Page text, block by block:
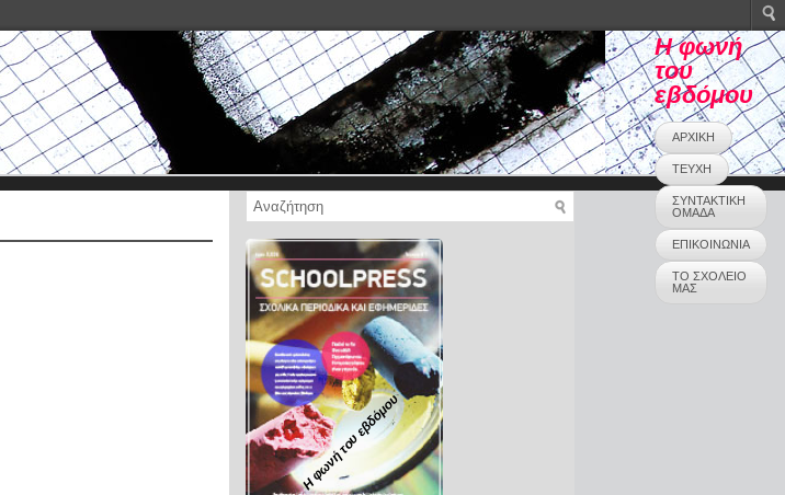
Η φωνή
του
εβδόμου
ΑΡΧΙΚΗ
ΤΕΥΧΗ
ΣΥΝΤΑΚΤΙΚΗ
ΟΜΑΔΑ
ΕΠΙΚΟΙΝΩΝΙΑ
ΤΟ ΣΧΟΛΕΙΟ
ΜΑΣ
Η φωνή του εβδόμου